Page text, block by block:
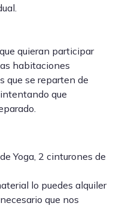
quieran participar
habitaciones
que se reparten de
que
Yoga, 2 cinturones de
lo puedes alquiler
que nos